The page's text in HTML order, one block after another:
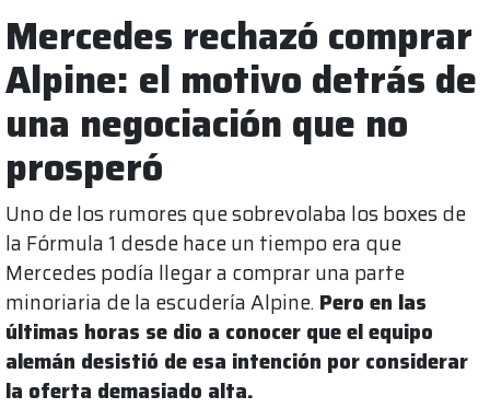
Mercedes rechazó comprar
Alpine: el motivo detrás de
una negociación que no
prosperó
Uno de los rumores que sobrevolaba los boxes de
la Fórmula 1 desde hace un tiempo era que
Mercedes podía llegar a comprar una parte
minoriaria de la escudería Alpine. Pero en las
últimas horas se dio a conocer que el equipo
alemán desistió de esa intención por considerar
la oferta demasiado alta.